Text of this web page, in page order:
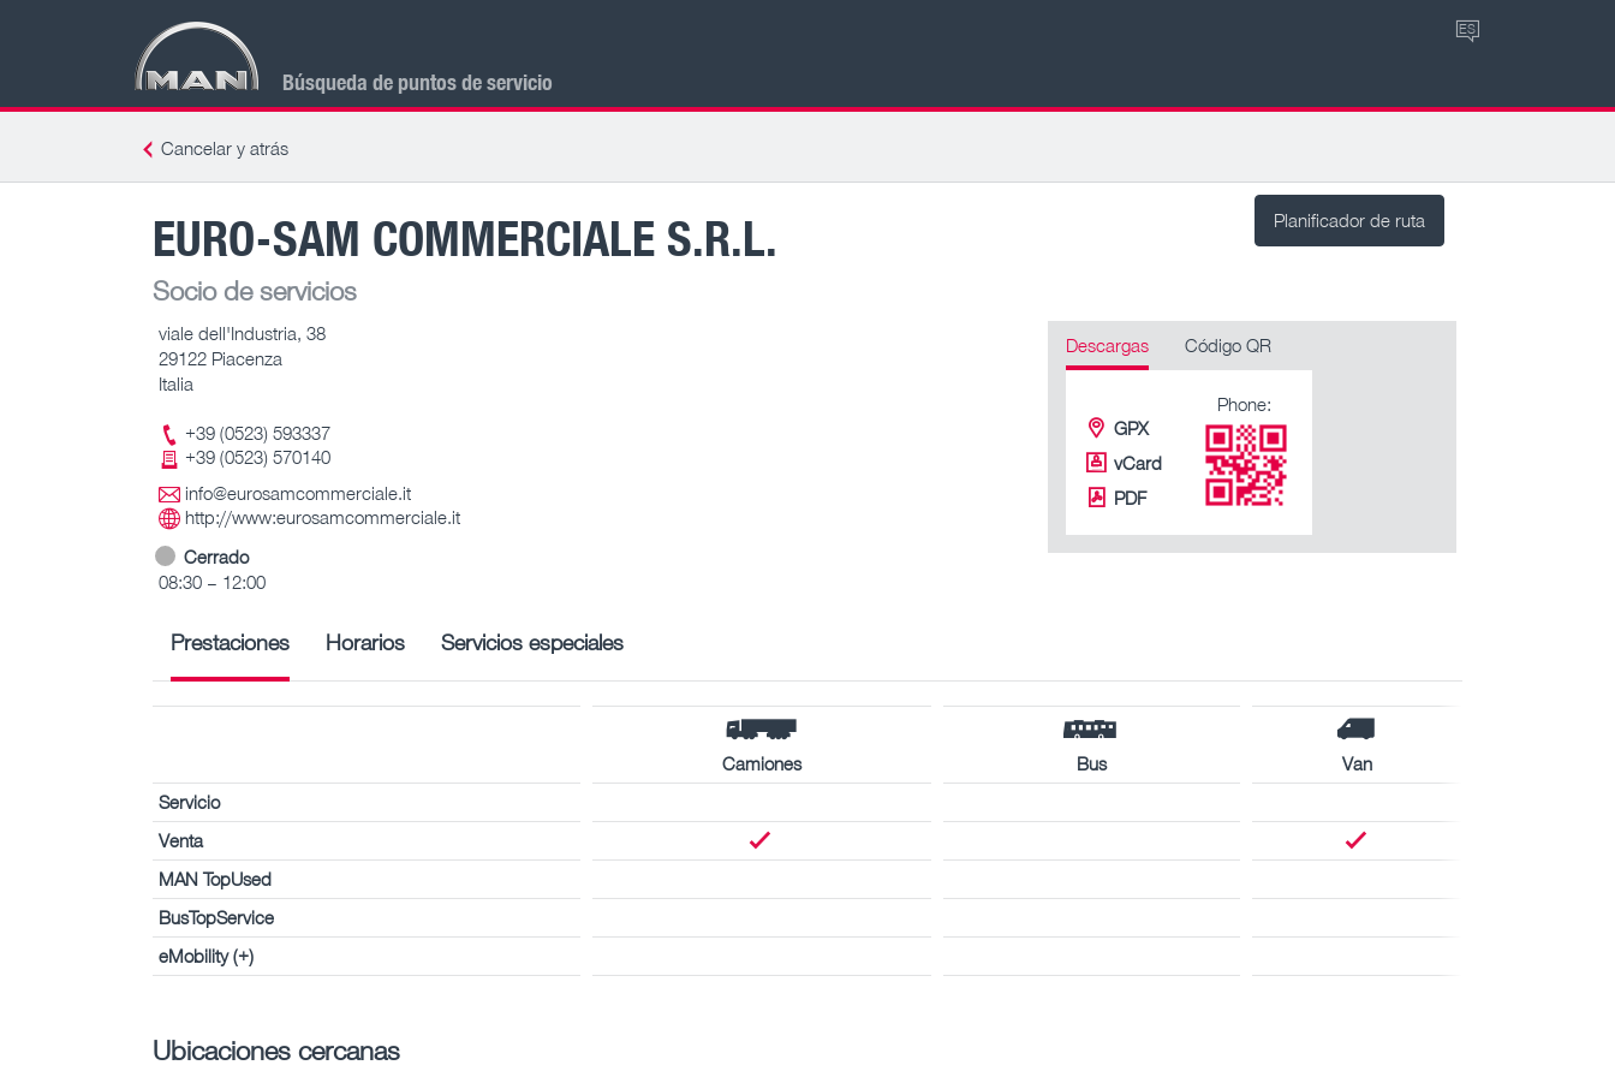
Búsqueda de puntos de servicio
ES
Cancelar y atrás
Planificador de ruta
EURO-SAM COMMERCIALE S.R.L.
Socio de servicios
viale dell'Industria, 38
29122 Piacenza
Italia
+39 (0523) 593337
+39 (0523) 570140
info@eurosamcommerciale.it
http://www:eurosamcommerciale.it
Cerrado
08:30 – 12:00
Descargas Código QR
GPX
vCard
PDF
Phone:
Prestaciones Horarios Servicios especiales
Camiones Bus
Van
Servicio
Venta
MAN TopUsed
BusTopService
eMobility (+)
Ubicaciones cercanas